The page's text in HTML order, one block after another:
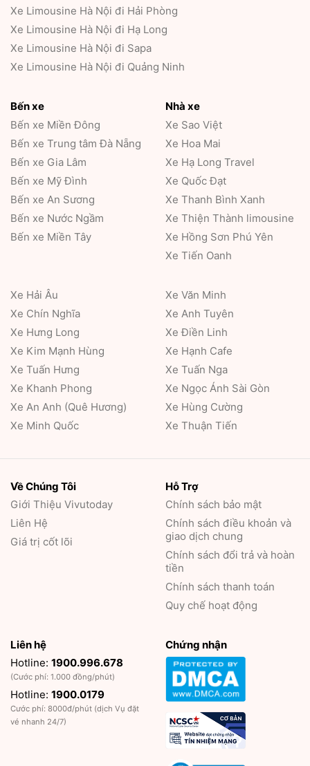
Xe Limousine Hà Nội đi Hải Phòng
Xe Limousine Hà Nội đi Hạ Long
Xe Limousine Hà Nội đi Sapa
Xe Limousine Hà Nội đi Quảng Ninh
Bến xe
Bến xe Miền Đông
Bến xe Trung tâm Đà Nẵng
Bến xe Gia Lâm
Bến xe Mỹ Đình
Bến xe An Sương
Bến xe Nước Ngầm
Bến xe Miền Tây
Nhà xe
Xe Sao Việt
Xe Hoa Mai
Xe Hạ Long Travel
Xe Quốc Đạt
Xe Thanh Bình Xanh
Xe Thiện Thành limousine
Xe Hồng Sơn Phú Yên
Xe Tiến Oanh
Xe Hải Âu
Xe Chín Nghĩa
Xe Hưng Long
Xe Kim Mạnh Hùng
Xe Tuấn Hưng
Xe Khanh Phong
Xe An Anh (Quê Hương)
Xe Minh Quốc
Xe Văn Minh
Xe Anh Tuyên
Xe Điền Linh
Xe Hạnh Cafe
Xe Tuấn Nga
Xe Ngọc Ánh Sài Gòn
Xe Hùng Cường
Xe Thuận Tiến
Về Chúng Tôi
Giới Thiệu Vivutoday
Liên Hệ
Giá trị cốt lõi
Hỗ Trợ
Chính sách bảo mật
Chính sách điều khoản và
giao dịch chung
Chính sách đổi trả và hoàn
tiền
Chính sách thanh toán
Quy chế hoạt động
Liên hệ
Hotline: 1900.996.678
(Cước phí: 1.000 đồng/phút)
Hotline: 1900.0179
Cước phí: 8000đ/phút (dịch Vụ đặt
vé nhanh 24/7)
Chứng nhận